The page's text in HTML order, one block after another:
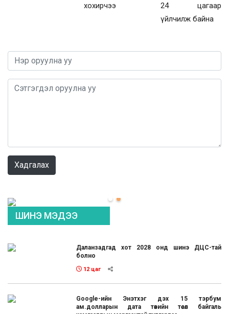
хохирчээ
24 цагаар
үйлчилж байна
Хадгалах
ШИНЭ МЭДЭЭ
Даланзадгад хот 2028 онд шинэ ДЦС-тай
болно
12 цаг
Google-ийн Энэтхэг дэх 15 тэрбум
ам.долларын дата төвийн төсөл байгаль